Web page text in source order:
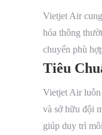
Vietjet Air
hóa thông
chuyển phù
Tiêu
Vietjet Air luôn
và sở hữu đội
giúp duy trì